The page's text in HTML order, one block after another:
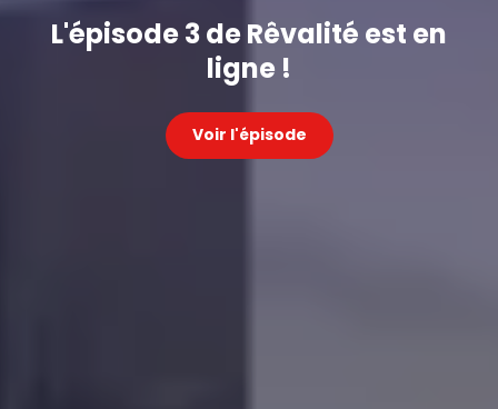
L'épisode 3 de Rêvalité est en
ligne !
Voir l'épisode